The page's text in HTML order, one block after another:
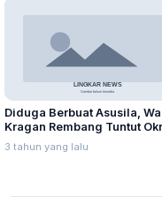
Diduga Berbuat Asusila,
Kragan Rembang Tuntut
Perangkat Desa Dipecat
3 tahun yang lalu